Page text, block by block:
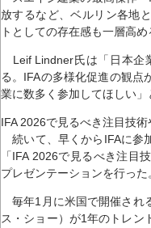
放するなど、ベルリン各地
トとしての存在感も一層高め
Leif Lindner氏は「日本企
る。IFAの多様化促進の観点
業に数多く参加してほしい」
IFA 2026で見るべき注目技術
続いて、早くからIFAに参
「IFA 2026で見るべき注目
プレゼンテーションを行った
毎年1月に米国で開催され
ス・ショー）が1年のトレン